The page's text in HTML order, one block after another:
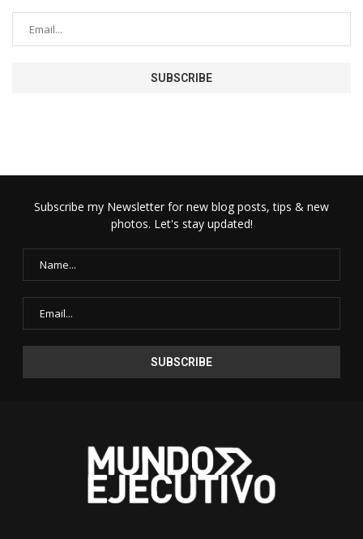
Subscribe my Newsletter for new blog posts, tips & new
photos. Let's stay updated!